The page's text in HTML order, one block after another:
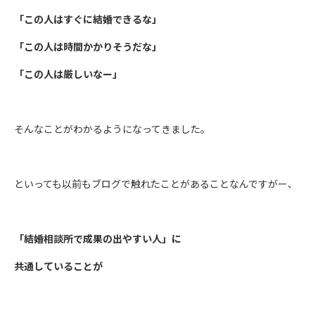
「この人はすぐに結婚できるな」
「この人は時間かかりそうだな」
「この人は厳しいなー」
そんなことがわかるようになってきました。
といっても以前もブログで触れたことがあることなんですがー、
「結婚相談所で成果の出やすい人」に
共通していることが